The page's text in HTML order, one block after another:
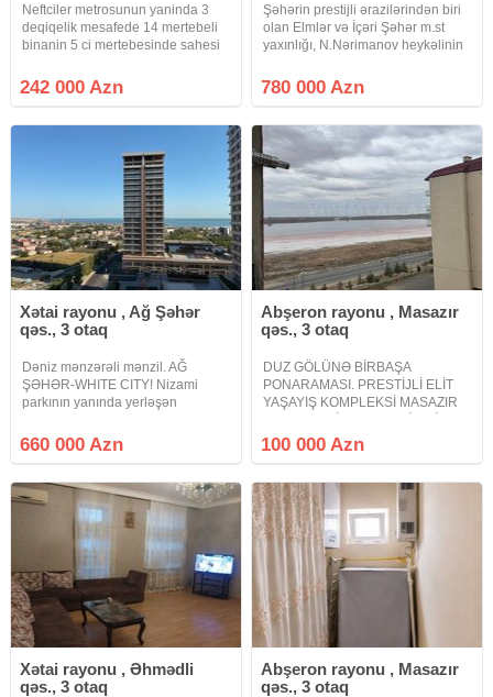
Neftciler metrosunun yaninda 3
deqiqelik mesafede 14 mertebeli
binanin 5 ci mertebesinde sahesi
otaqli menzil satilir.Qaz su iwiq
fasilesizdi 2 suretli Lifti var
242 000 Azn
Şəhərin prestijli ərazilərindən biri
olan Elmlər və İçəri Şəhər m.st
yaxınlığı, N.Nərimanov heykəlinin
mənzərəli qanuni 4 otaqlı, sahəsi
220 kv.m, 4 sanuzeli (3-ü yataq
780 000 Azn
Xətai rayonu , Ağ Şəhər
qəs., 3 otaq
Dəniz mənzərəli mənzil. AĞ
ŞƏHƏR-WHITE CITY! Nizami
parkının yanında yerləşən
yeni tikili binanın 9-cu
mərtəbəsində Sahəsi 157 kv.m
660 000 Azn
Abşeron rayonu , Masazır
qəs., 3 otaq
DUZ GÖLÜNƏ BİRBAŞA
PONARAMASI. PRESTİJLİ ELİT
YAŞAYIŞ KOMPLEKSİ MASAZIR
SUPER TƏMİRLİ ƏŞYALI
MƏNZİL. DUZ GÖLÜ İLƏ ÜZBƏÜZ
elit yaşayış kompleksi duz gölü ilə
100 000 Azn
Xətai rayonu , Əhmədli
qəs., 3 otaq
Abşeron rayonu , Masazır
qəs., 3 otaq